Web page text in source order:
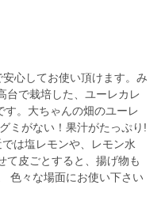
心してお使い頂けます。み
台で栽培した、ユーレカレ
。大ちゃんの畑のユーレ
ミがない！果汁がたっぷり!
は塩レモンや、レモン水
て皮ごとすると、揚げ物も
色々な場面にお使い下さい